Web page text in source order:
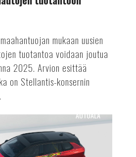
mukaan uusien
tuotantoa voidaan joutua
2025. Arvion esittää
on Stellantis-konsernin
AUTOALA